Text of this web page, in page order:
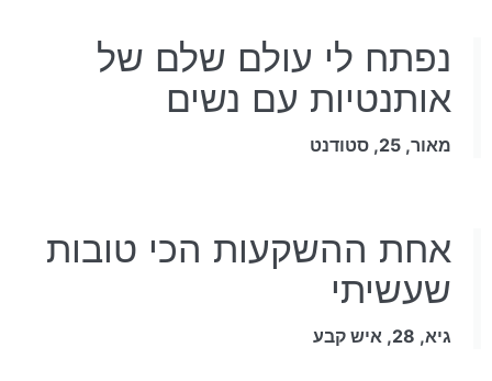
נפתח לי עולם שלם של
אותנטיות עם נשים
מאור, 25, סטודנט
אחת ההשקעות הכי טובות
שעשיתי
גיא, 28, איש קבע